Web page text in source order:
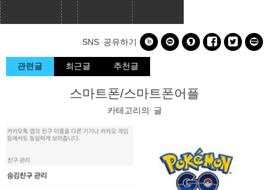
SNS 공유하기      
관련글 최근글 추천글
스마트폰/스마트폰어플
카테고리의 글